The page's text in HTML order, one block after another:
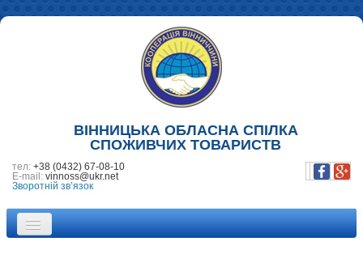
ВІННИЦЬКА ОБЛАСНА СПІЛКА
СПОЖИВЧИХ ТОВАРИСТВ
тел: +38 (0432) 67-08-10
E-mail: vinnoss@ukr.net
Зворотній зв’язок